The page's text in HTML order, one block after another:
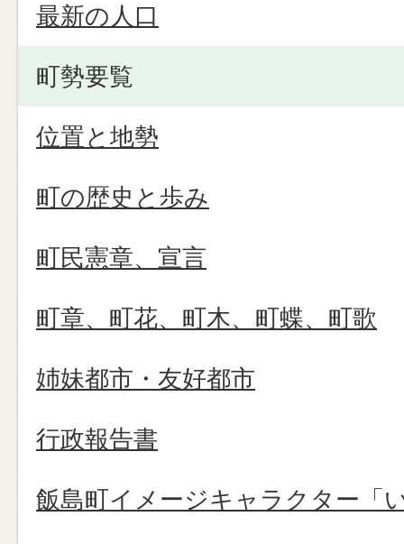
最新の人口
町勢要覧
位置と地勢
町の歴史と歩み
町民憲章、宣言
町章、町花、町木、町蝶、町歌
姉妹都市・友好都市
行政報告書
飯島町イメージキャラクター「